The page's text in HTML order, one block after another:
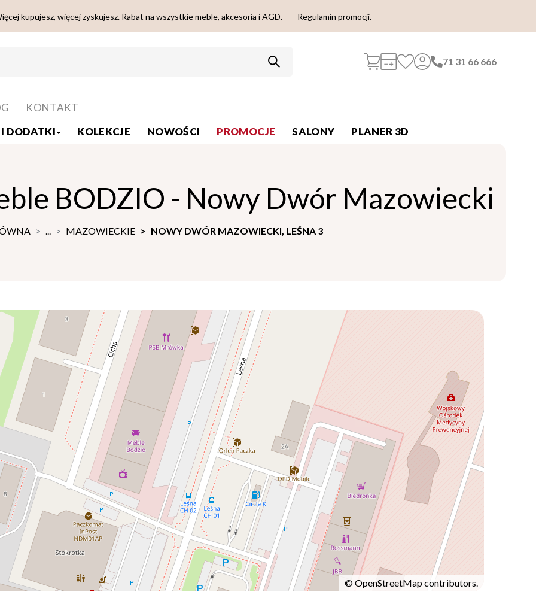
kupujesz, więcej zyskujesz. Rabat na wszystkie meble, akcesoria i AGD. Regulamin promocji.
71 31 66 666
DODATKI KOLEKCJE NOWOŚCI PROMOCJE SALONY PLANER 3D
KONTAKT
BODZIO - Nowy Dwór Mazowiecki
... MAZOWIECKIE NOWY DWÓR MAZOWIECKI, LEŚNA 3
©OpenStreetMapcontributors.